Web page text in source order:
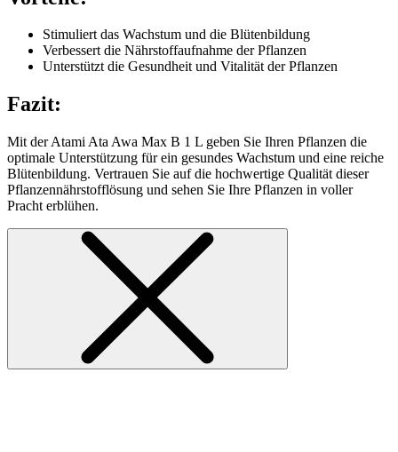
Stimuliert das Wachstum und die Blütenbildung
Verbessert die Nährstoffaufnahme der Pflanzen
Unterstützt die Gesundheit und Vitalität der Pflanzen
Fazit:
Mit der Atami Ata Awa Max B 1 L geben Sie Ihren Pflanzen die
optimale Unterstützung für ein gesundes Wachstum und eine reiche
Blütenbildung. Vertrauen Sie auf die hochwertige Qualität dieser
Pflanzennährstofflösung und sehen Sie Ihre Pflanzen in voller
Pracht erblühen.